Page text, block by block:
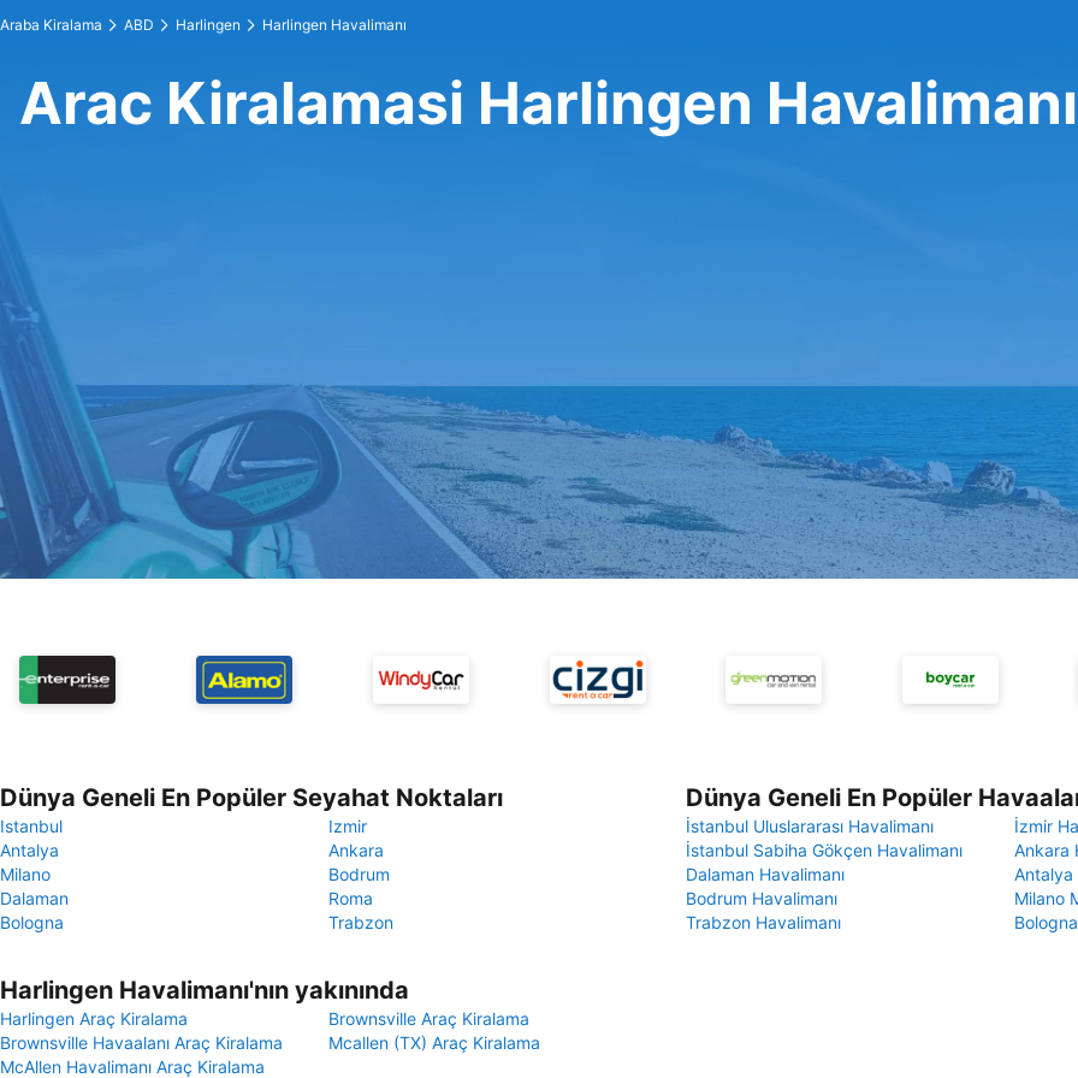
Araba Kiralama ABD Harlingen Harlingen Havalimanı
Arac Kiralamasi Harlingen
Dünya Geneli En Popüler Seyahat Noktaları
Istanbul
Izmir
Antalya
Ankara
Milano
Bodrum
Dalaman
Roma
Bologna
Trabzon
Dünya Geneli En Popüler
İstanbul Uluslararası Havalimanı
İzmir
İstanbul Sabiha Gökçen Havalimanı
Ankara
Dalaman Havalimanı
Antalya
Bodrum Havalimanı
Milano
Trabzon Havalimanı
Harlingen Havalimanı'nın yakınında
Harlingen Araç Kiralama
Brownsville Araç Kiralama
Brownsville Havaalanı Araç Kiralama
Mcallen (TX) Araç Kiralama
McAllen Havalimanı Araç Kiralama